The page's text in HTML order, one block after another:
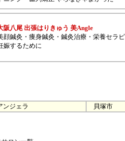
阪八尾 出張はりきゅう 美Angle
顔鍼灸 ・ 痩身鍼灸 ・ 鍼灸治療 ・ 栄養セラ
娠するために
ンジェラ
貝塚市